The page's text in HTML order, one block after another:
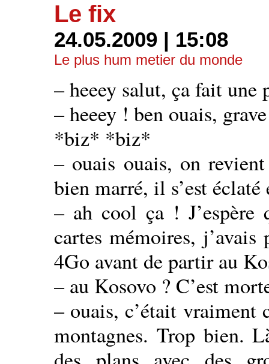
Le fix
24.05.2009 | 15:08
Le plus hum metier du monde
– heeey salut, ça fait une
– heeey ! ben ouais,
*biz* *biz*
– ouais ouais, on
bien marré, il s’est éclaté
– ah cool ça ! J’espère
cartes mémoires,
4Go avant de partir au
– au Kosovo ? C’est
– ouais, c’était vraiment
montagnes. Trop bien.